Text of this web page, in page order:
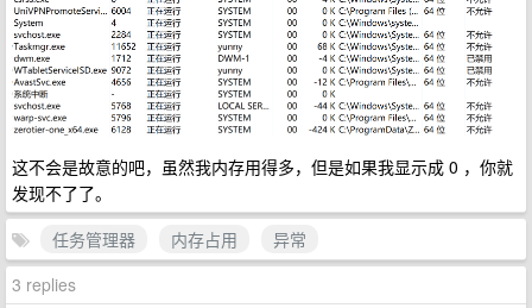
这不会是故意的吧，虽然我内存用得多，但是如果我显示成 0 ，你就
发现不了了。
任务管理器
内存占用
异常
3 replies